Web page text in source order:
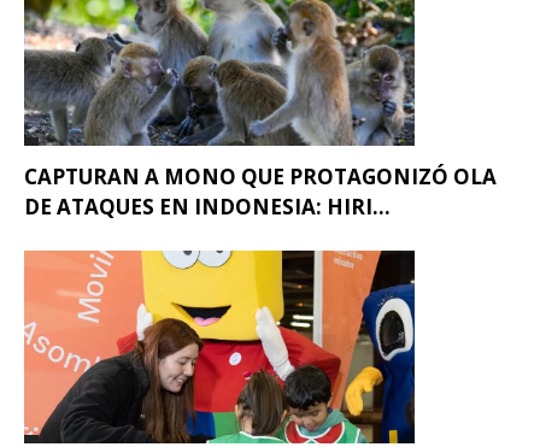
CAPTURAN A MONO QUE PROTAGONIZÓ OLA
DE ATAQUES EN INDONESIA: HIRI...